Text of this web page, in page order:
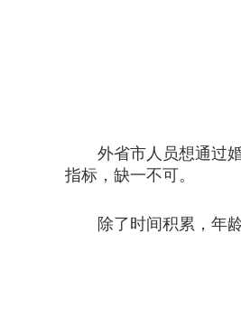
外省市人员想通过婚
指标，缺一不可。
除了时间积累，年龄